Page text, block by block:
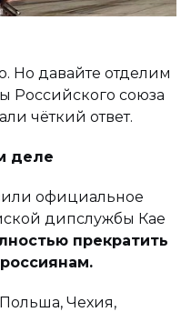
Но давайте отделим
Российского союза
чёткий ответ.
деле
официальное
дипслужбы Кае
прекратить
Чехия,